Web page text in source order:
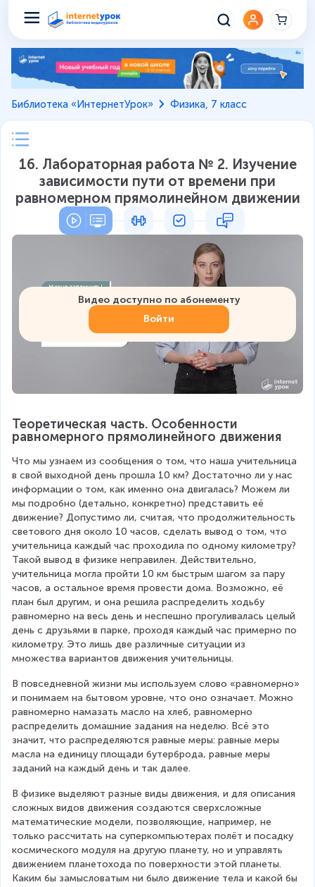
Библиотека «ИнтернетУрок» Физика, 7 класс
16. Лабораторная работа № 2. Изучение
зависимости пути от времени при
равномерном прямолинейном движении
Видео доступно по абонементу
Войти
Теоретическая часть. Особенности
равномерного прямолинейного движения
Что мы узнаем из сообщения о том, что наша учительница
в свой выходной день прошла 10 км? Достаточно ли у нас
информации о том, как именно она двигалась? Можем ли
мы подробно (детально, конкретно) представить её
движение? Допустимо ли, считая, что продолжительность
светового дня около 10 часов, сделать вывод о том, что
учительница каждый час проходила по одному километру?
Такой вывод в физике неправилен. Действительно,
учительница могла пройти 10 км быстрым шагом за пару
часов, а остальное время провести дома. Возможно, её
план был другим, и она решила распределить ходьбу
равномерно на весь день и неспешно прогуливалась целый
день с друзьями в парке, проходя каждый час примерно по
километру. Это лишь две различные ситуации из
множества вариантов движения учительницы.
В повседневной жизни мы используем слово «равномерно»
и понимаем на бытовом уровне, что оно означает. Можно
равномерно намазать масло на хлеб, равномерно
распределить домашние задания на неделю. Всё это
значит, что распределяются равные меры: равные меры
масла на единицу площади бутерброда, равные меры
заданий на каждый день и так далее.
В физике выделяют разные виды движения, и для описания
сложных видов движения создаются сверхсложные
математические модели, позволяющие, например, не
только рассчитать на суперкомпьютерах полёт и посадку
космического модуля на другую планету, но и управлять
движением планетохода по поверхности этой планеты.
Каким бы замысловатым ни было движение тела и какой бы